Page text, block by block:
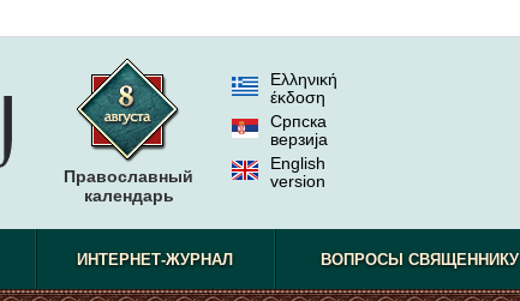
Православный
календарь
Ελληνική
έκδοση
Српска
верзиjа
English
version
ИНТЕРНЕТ-ЖУРНАЛ ВОПРОСЫ СВЯЩЕННИКУ